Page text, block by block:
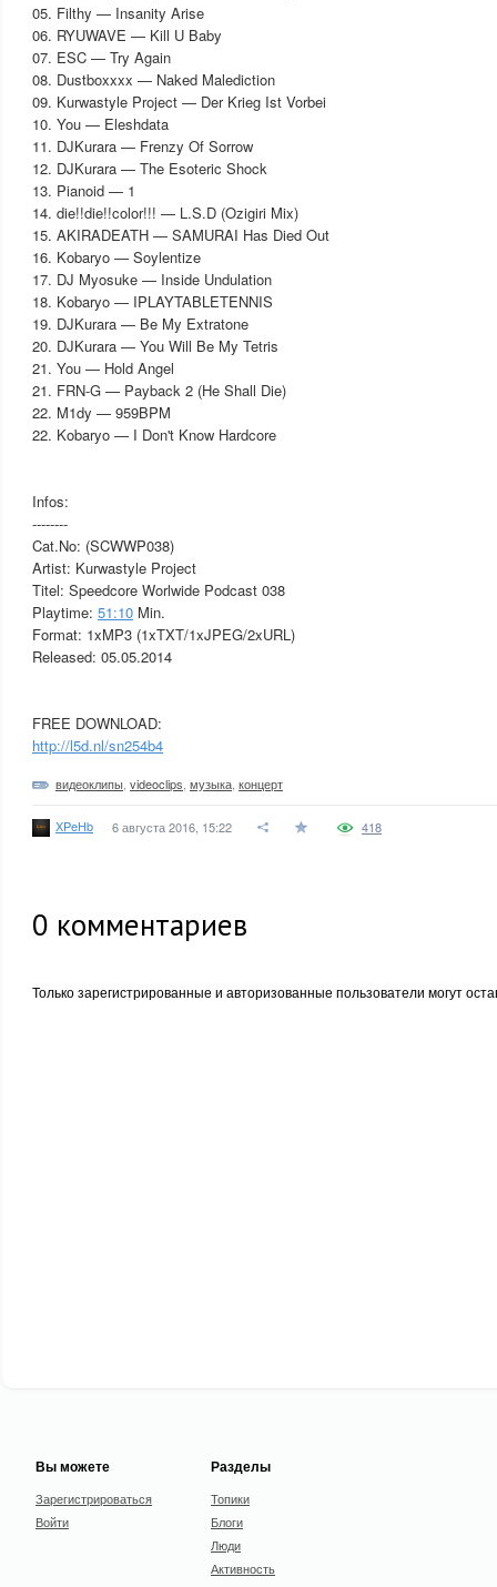
05. Filthy — Insanity Arise
06. RYUWAVE — Kill U Baby
07. ESC — Try Again
08. Dustboxxxx — Naked Malediction
09. Kurwastyle Project — Der Krieg Ist Vorbei
10. You — Eleshdata
11. DJKurara — Frenzy Of Sorrow
12. DJKurara — The Esoteric Shock
13. Pianoid — 1
14. die!!die!!color!!! — L.S.D (Ozigiri Mix)
15. AKIRADEATH — SAMURAI Has Died Out
16. Kobaryo — Soylentize
17. DJ Myosuke — Inside Undulation
18. Kobaryo — IPLAYTABLETENNIS
19. DJKurara — Be My Extratone
20. DJKurara — You Will Be My Tetris
21. You — Hold Angel
21. FRN-G — Payback 2 (He Shall Die)
22. M1dy — 959BPM
22. Kobaryo — I Don't Know Hardcore
Infos:
--------
Cat.No: (SCWWP038)
Artist: Kurwastyle Project
Titel: Speedcore Worlwide Podcast 038
Playtime: 51:10 Min.
Format: 1xMP3 (1xTXT/1xJPEG/2xURL)
Released: 05.05.2014
FREE DOWNLOAD:
http://l5d.nl/sn254b4
видеоклипы videoclips музыка концерт
XPeHb 6 августа 2016, 15:22 418
0 комментариев
Только зарегистрированные и авторизованные пользователи могут
Вы можете
Зарегистрироваться
Войти
Разделы
Топики
Блоги
Люди
Активность